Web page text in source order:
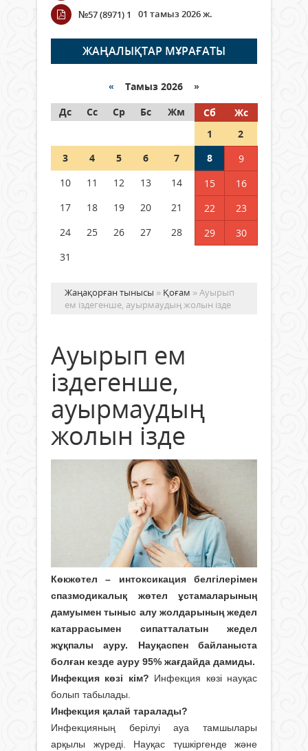
Wi-Fi ҚАБЫРҒА АРҚЫЛЫ ҚАЛАЙ
ӨТЕДІ?
06 тамыз 2026 ж. 265
граждане Казахстана,
05 тамыз 2026 ж. 146
Шетелде жүрген Қазақстан
азаматтары қалай дауыс бере
№57 (8971) 1
01 тамыз 2026 ж.
ЖАҢАЛЫҚТАР МҰРАҒАТЫ
« Тамыз 2026 »
Дс
Сс Ср Бс Жм Сб
Жс
1
2
3
4 5 6 7 8
9
10
11 12 13 14 15
16
17
18 19 20 21 22
23
24
25 26 27 28 29
30
31
Жаңақорған тынысы » Қоғам » Ауырып
ем іздегенше, ауырмаудың жолын ізде
Ауырып ем
іздегенше,
ауырмаудың
жолын ізде
Көкжөтел – интоксикация белгілерімен
спазмодикалық жөтел ұстамаларының
дамуымен тыныс алу жолдарының жедел
катаррасымен сипатталатын жедел
жұқпалы ауру. Науқаспен байланыста
болған кезде ауру 95% жағдайда дамиды.
Инфекция көзі кім? Инфекция көзі науқас
болып табылады.
Инфекция қалай таралады?
Инфекцияның берілуі ауа тамшылары
арқылы жүреді. Науқас түшкіргенде және